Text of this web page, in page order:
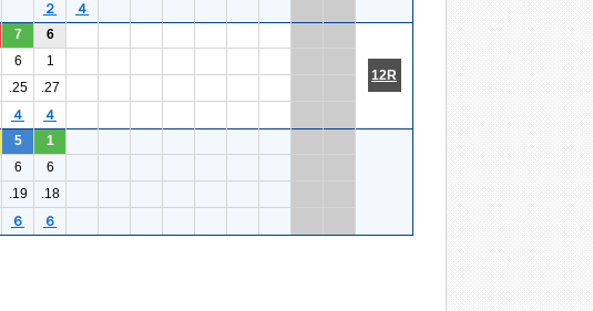
２ ４
7 6
12R
6
1
.25
.27
４ ４
5
1
6
6
.19
.18
６ ６